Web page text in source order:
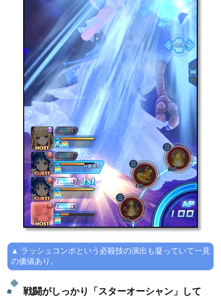
▲ ラッシュコンボという必殺技の演出も凝っていて一見
の価値あり。
戦闘がしっかり「スターオーシャン」して